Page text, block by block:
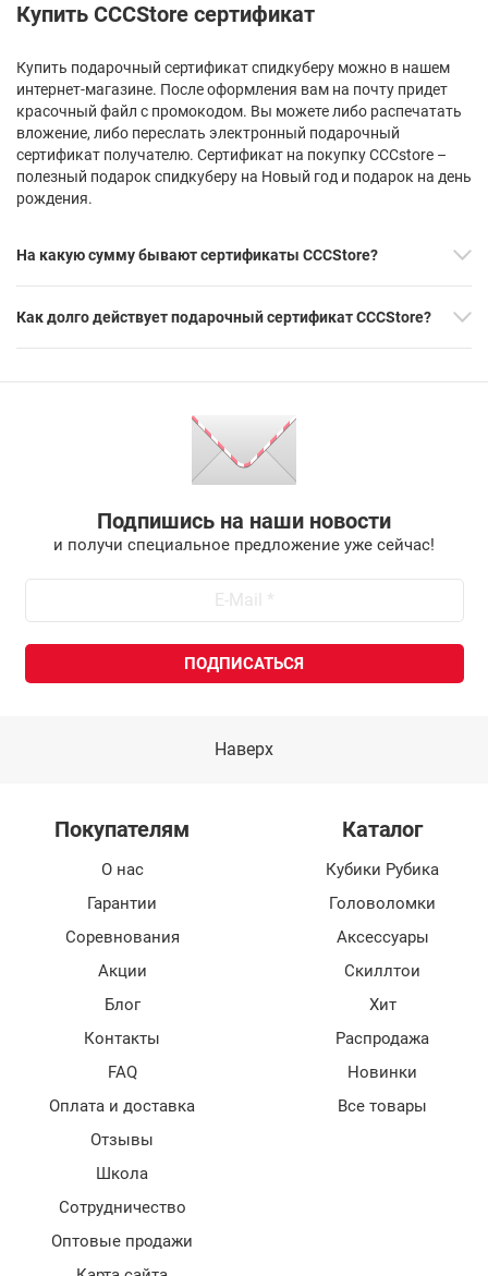
Купить CCCStore сертификат
Купить подарочный сертификат спидкуберу можно в нашем
интернет-магазине. После оформления вам на почту придет
красочный файл с промокодом. Вы можете либо распечатать
вложение, либо переслать электронный подарочный
сертификат получателю. Сертификат на покупку CCCstore –
полезный подарок спидкуберу на Новый год и подарок на день
рождения.
На какую сумму бывают сертификаты CCCStore?
Как долго действует подарочный сертификат CCCStore?
Подпишись на наши новости
и получи специальное предложение уже сейчас!
Наверх
Покупателям
О нас
Гарантии
Соревнования
Акции
Блог
Контакты
FAQ
Оплата и доставка
Отзывы
Школа
Сотрудничество
Оптовые продажи
Каталог
Кубики Рубика
Головоломки
Аксессуары
Скиллтои
Хит
Распродажа
Новинки
Все товары